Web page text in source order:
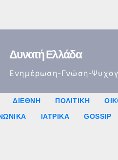
Δυνατή Ελλάδα
Ενημέρωση-Γνώση-
ΔΙΕΘΝΉ ΠΟΛΙΤΙΚΉ
ΙΑΤΡΙΚΆ GOSSIP